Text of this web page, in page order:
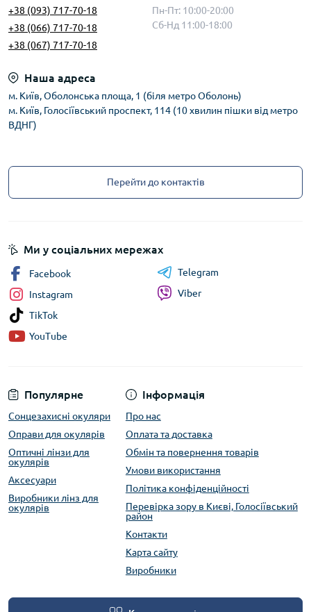
+38 (093) 717-70-18
+38 (066) 717-70-18
+38 (067) 717-70-18
Пн-Пт: 10:00-20:00
Сб-Нд 11:00-18:00
Наша адреса
м. Київ, Оболонська площа, 1 (біля метро Оболонь)
м. Київ, Голосіївський проспект, 114 (10 хвилин пішки від метро
ВДНГ)
Перейти до контактів
Популярне
Сонцезахисні окуляри
Оправи для окулярів
Оптичні лінзи для
окулярів
Аксесуари
Виробники лінз для
окулярів
Інформація
Про нас
Оплата та доставка
Обмін та повернення товарів
Умови використання
Політика конфіденційності
Перевірка зору в Києві, Голосіївський
район
Контакти
Карта сайту
Виробники
Ми у соціальних мережах
Facebook
Instagram
TikTok
YouTube
Telegram
Viber